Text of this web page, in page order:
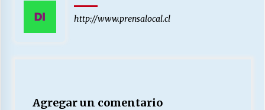
http://www.prensalocal.cl
Agregar un comentario